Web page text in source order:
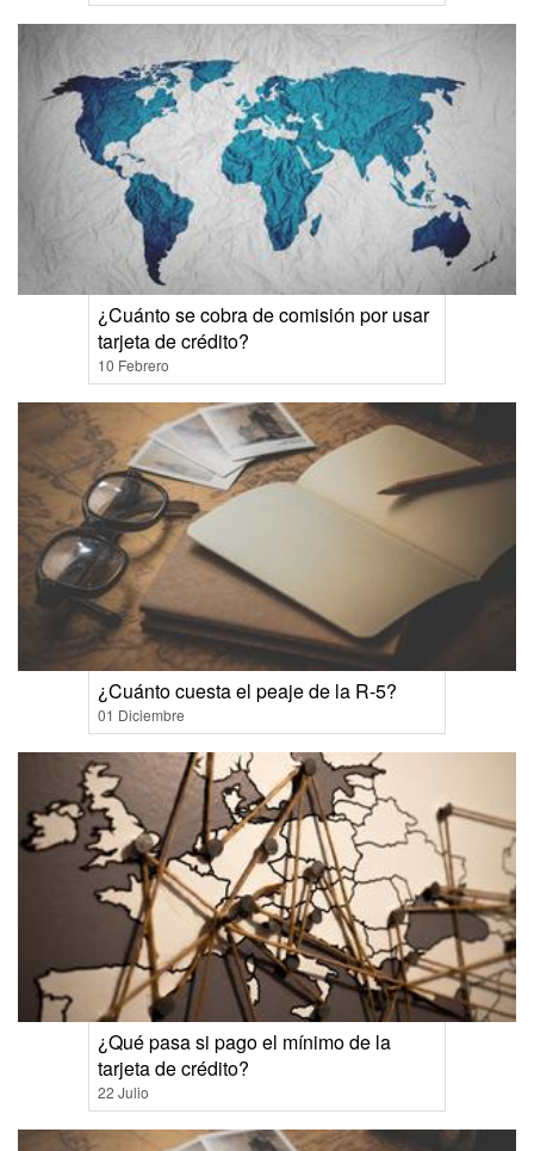
¿Cuánto se cobra de comisión por usar
tarjeta de crédito?
10 Febrero
¿Cuánto cuesta el peaje de la R-5?
01 Diciembre
¿Qué pasa si pago el mínimo de la
tarjeta de crédito?
22 Julio